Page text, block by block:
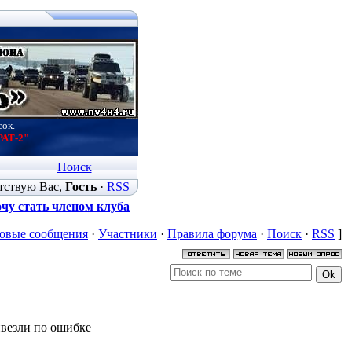
2"
Поиск
Вас, Гость· RSS
стать членом клуба
сообщения · Участники · Правила форума · Поиск · RSS ]
по ошибке